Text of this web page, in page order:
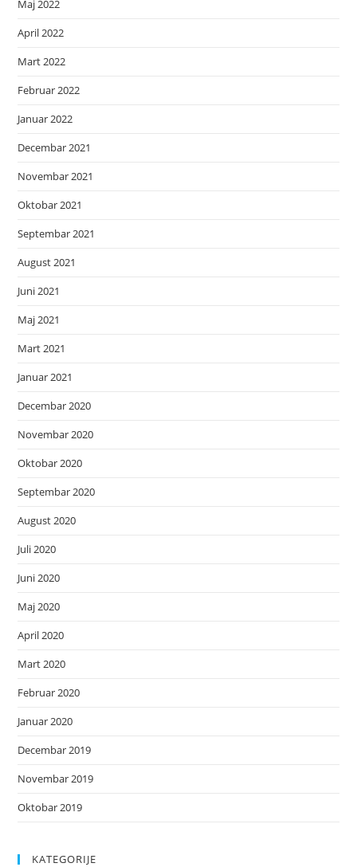
Maj 2022
April 2022
Mart 2022
Februar 2022
Januar 2022
Decembar 2021
Novembar 2021
Oktobar 2021
Septembar 2021
August 2021
Juni 2021
Maj 2021
Mart 2021
Januar 2021
Decembar 2020
Novembar 2020
Oktobar 2020
Septembar 2020
August 2020
Juli 2020
Juni 2020
Maj 2020
April 2020
Mart 2020
Februar 2020
Januar 2020
Decembar 2019
Novembar 2019
Oktobar 2019
KATEGORIJE